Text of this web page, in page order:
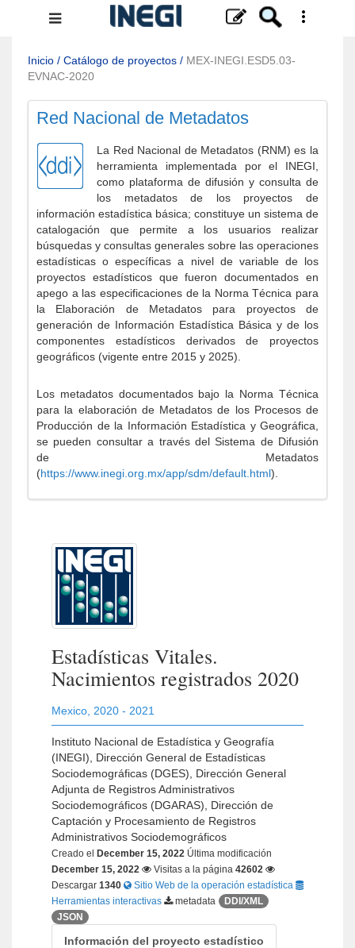
Menú
navegación
Inicio / Catálogo de proyectos / MEX-INEGI.ESD5.03-
EVNAC-2020
Red Nacional de Metadatos
La Red Nacional de Metadatos (RNM) es la
herramienta implementada por el INEGI,
como plataforma de difusión y consulta de
los metadatos de los proyectos de
información estadística básica; constituye un sistema de
catalogación que permite a los usuarios realizar
búsquedas y consultas generales sobre las operaciones
estadísticas o específicas a nivel de variable de los
proyectos estadísticos que fueron documentados en
apego a las especificaciones de la Norma Técnica para
la Elaboración de Metadatos para proyectos de
generación de Información Estadística Básica y de los
componentes estadísticos derivados de proyectos
geográficos (vigente entre 2015 y 2025).
Los metadatos documentados bajo la Norma Técnica
para la elaboración de Metadatos de los Procesos de
Producción de la Información Estadística y Geográfica,
se pueden consultar a través del Sistema de Difusión
de Metadatos
(https://www.inegi.org.mx/app/sdm/default.html).
Estadísticas Vitales.
Nacimientos registrados 2020
Mexico 2020 - 2021
Instituto Nacional de Estadística y Geografía
(INEGI), Dirección General de Estadísticas
Sociodemográficas (DGES), Dirección General
Adjunta de Registros Administrativos
Sociodemográficos (DGARAS), Dirección de
Captación y Procesamiento de Registros
Administrativos Sociodemográficos
Creado el December 15, 2022 Última modificación
December 15, 2022
Visitas a la página 42602
Descargar 1340
Sitio Web de la operación estadística
Herramientas interactivas
metadata
DDI/XML
JSON
Información del proyecto estadístico